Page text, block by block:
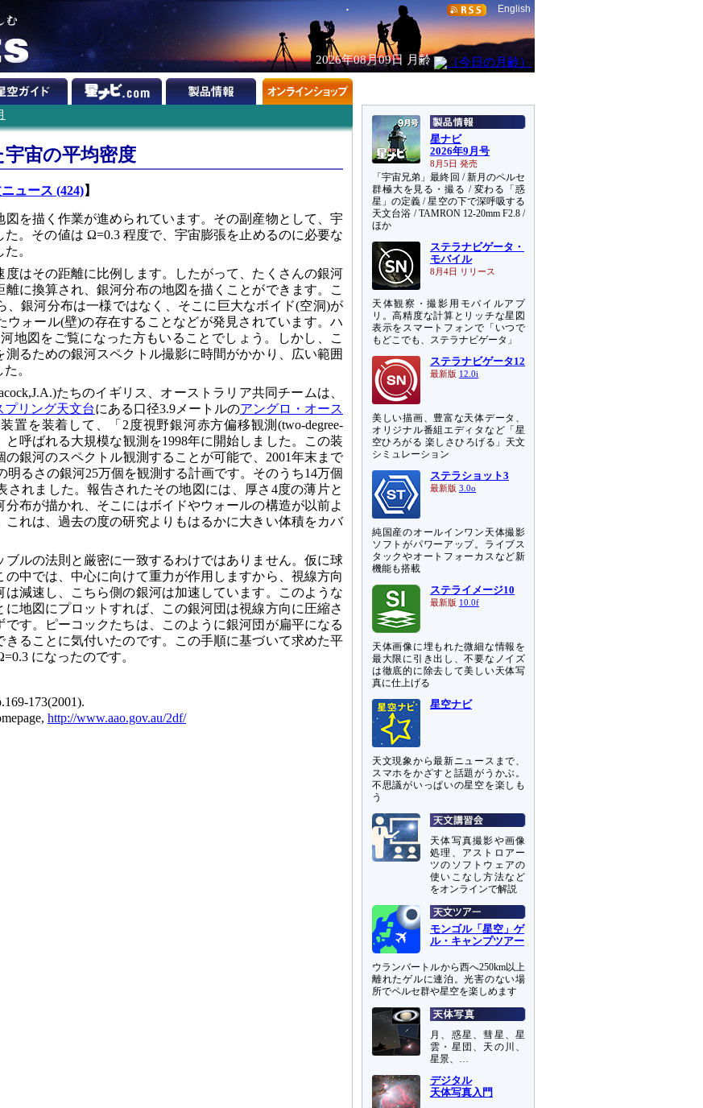
English
2026年08月09日 月齢
宙の平均密度
ュース (424)】
を描く作業が進められています。その副産物として、宇
。その値は Ω=0.3 程度で、宇宙膨張を止めるのに必要な
。
はその距離に比例します。したがって、たくさんの銀河
に換算され、銀河分布の地図を描くことができます。こ
、銀河分布は一様ではなく、そこに巨大なボイド(空洞)が
ウォール(壁)の存在することなどが発見されています。ハ
地図をご覧になった方もいることでしょう。しかし、こ
るための銀河スペクトル撮影に時間がかかり、広い範囲
。
たちのイギリス、オーストラリア共同チームは、
リング天文台にある口径3.9メートルのアングロ・オース
置を装着して、「2度視野銀河赤方偏移観測(two-degree-
と呼ばれる大規模な観測を1998年に開始しました。この装
銀河のスペクトル観測することが可能で、2001年末まで
明るさの銀河25万個を観測する計画です。そのうち14万個
されました。報告されたその地図には、厚さ4度の薄片と
分布が描かれ、そこにはボイドやウォールの構造が以前よ
これは、過去の度の研究よりもはるかに大きい体積をカバ
ブルの法則と厳密に一致するわけではありません。仮に球
中では、中心に向けて重力が作用しますから、視線方向
減速し、こちら側の銀河は加速しています。このような
地図にプロットすれば、この銀河団は視線方向に圧縮さ
す。ピーコックたちは、このように銀河団が扁平になる
ることに気付いたのです。この手順に基づいて求めた平
になったのです。
173(2001).
http://www.aao.gov.au/2df/
星ナビ
2026年9月号
8月5日 発売
「宇宙兄弟」最終回 / 新月のペルセ
群極大を見る・撮る / 変わる「惑
星」の定義 / 星空の下で深呼吸する
天文台浴 / TAMRON 12-20mm F2.8 /
ほか
ステラナビゲータ・
モバイル
8月4日 リリース
天体観察・撮影用モバイルアプ
リ。高精度な計算とリッチな星図
表示をスマートフォンで「いつで
もどこでも、ステラナビゲータ」
ステラナビゲータ12
最新版 12.0i
美しい描画、豊富な天体データ、
オリジナル番組エディタなど「星
空ひろがる 楽しさひろげる」天文
シミュレーション
ステラショット3
最新版 3.0o
純国産のオールインワン天体撮影
ソフトがパワーアップ。ライブス
タックやオートフォーカスなど新
機能も搭載
ステライメージ10
最新版 10.0f
天体画像に埋もれた微細な情報を
最大限に引き出し、不要なノイズ
は徹底的に除去して美しい天体写
真に仕上げる
星空ナビ
天文現象から最新ニュースまで、
スマホをかざすと話題がうかぶ。
不思議がいっぱいの星空を楽しも
う
天体写真撮影や画像
処理、アストロアー
ツのソフトウェアの
使いこなし方法など
をオンラインで解説
モンゴル「星空」ゲ
ル・キャンプツアー
ウランバートルから西へ250km以上
離れたゲルに連泊。光害のない場
所でペルセ群や星空を楽しめます
月、惑星、彗星、星
雲・星団、天の川、
星景、…
デジタル
天体写真入門